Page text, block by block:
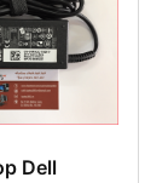
Dell